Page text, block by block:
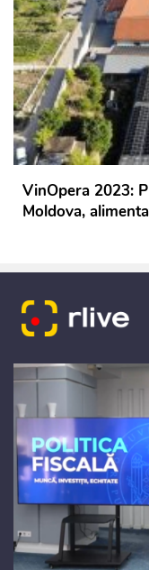
VinOpera 2023:
Moldova,